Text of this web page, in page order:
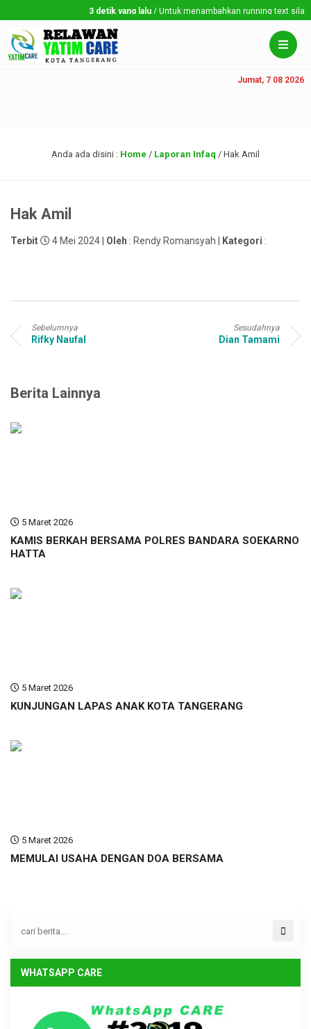
3 detik yang lalu / Untuk menambahkan running text
Jumat, 7 08 2026
Anda ada disini : Home / Laporan Infaq / Hak Amil
Hak Amil
Terbit 4 Mei 2024 | Oleh : Rendy Romansyah | Kategori :
Sebelumnya
Rifky Naufal
Sesudahnya
Dian Tamami
Berita Lainnya
5 Maret 2026
KAMIS BERKAH BERSAMA POLRES BANDARA SOEKARNO
HATTA
5 Maret 2026
KUNJUNGAN LAPAS ANAK KOTA TANGERANG
5 Maret 2026
MEMULAI USAHA DENGAN DOA BERSAMA
WHATSAPP CARE